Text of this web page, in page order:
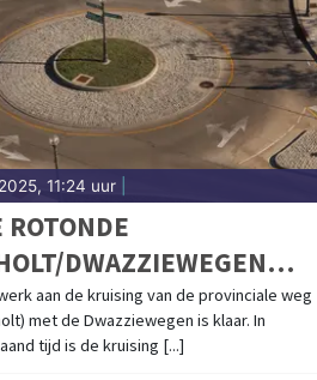
11:24 uur
DWAZZIEWEGEN
aan de kruising van de provinciale weg
met de Dwazziewegen is klaar. In
tijd is de kruising [...]